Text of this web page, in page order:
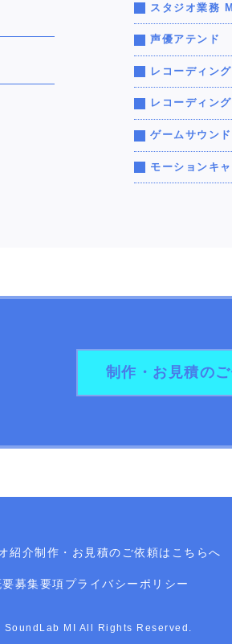
スタジオ業務
声優アテンド
レコーディン
レコーディン
ゲームサウン
モーションキ
制作・お見積の
紹介制作・お見積のご依頼はこちらへ
募集要項プライバシーポリシー
MI All Rights Reserved.